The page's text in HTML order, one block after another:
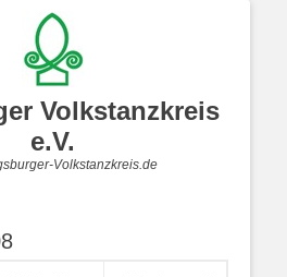
Volkstanzkreis
e.V.
Volkstanzkreis.de